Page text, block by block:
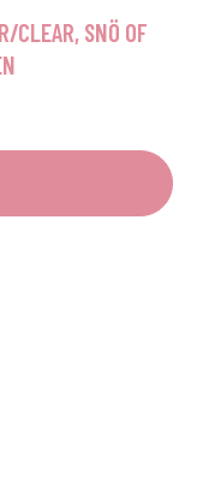
CLEAR, SNÖ OF